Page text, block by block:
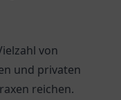
von
und privaten
reichen.